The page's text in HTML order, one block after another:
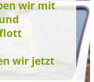
wir mit
wir jetzt